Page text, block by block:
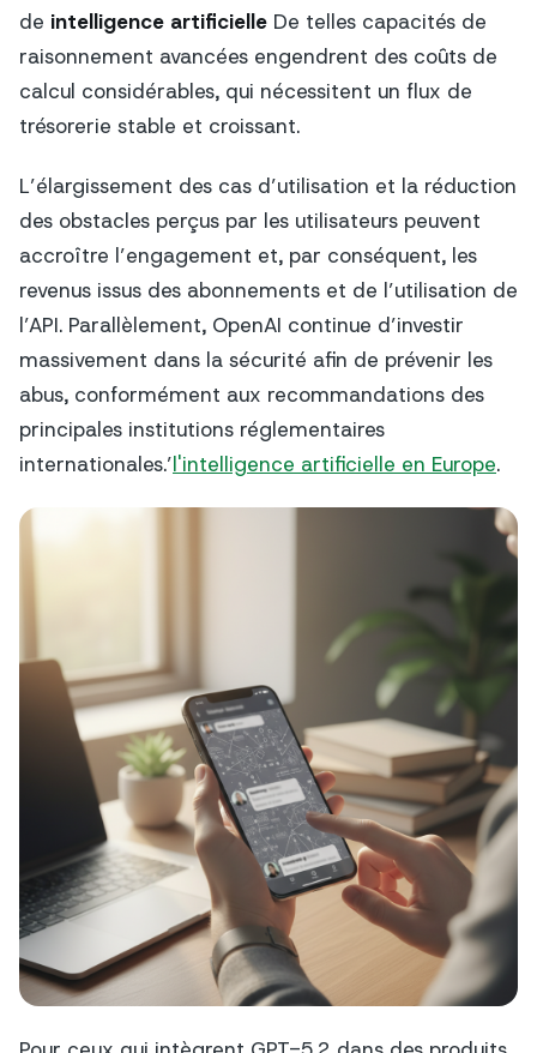
de intelligence artificielle De telles capacités de
raisonnement avancées engendrent des coûts de
calcul considérables, qui nécessitent un flux de
trésorerie stable et croissant.
L’élargissement des cas d’utilisation et la réduction
des obstacles perçus par les utilisateurs peuvent
accroître l’engagement et, par conséquent, les
revenus issus des abonnements et de l’utilisation de
l’API. Parallèlement, OpenAI continue d’investir
massivement dans la sécurité afin de prévenir les
abus, conformément aux recommandations des
principales institutions réglementaires
internationales.’l'intelligence artificielle en Europe.